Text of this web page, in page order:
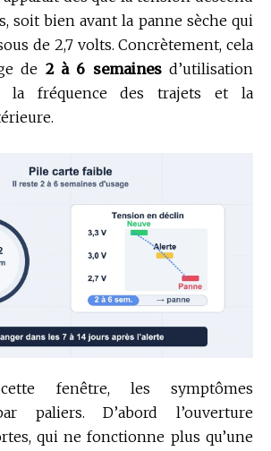
soit bien avant la panne sèche qui
de 2,7 volts. Concrètement, cela
de 2 à 6 semainesd’utilisation
la fréquence des trajets et la
fenêtre, les symptômes
paliers. D’abord l’ouverture
qui ne fonctionne plus qu’une